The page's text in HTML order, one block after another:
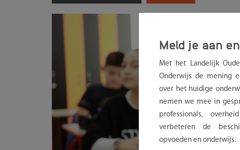
Meld je aan
Met het Landelijk
Onderwijs de mening
over het huidige
nemen we mee in
professionals,
verbeteren de
opvoeden en onderwijs.